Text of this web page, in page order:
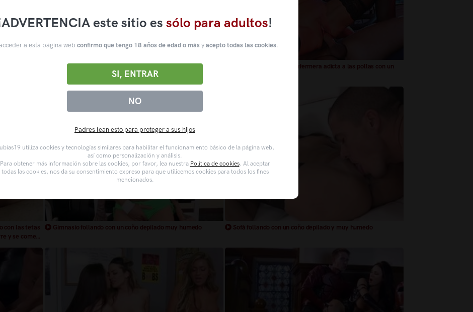
la mesa Masajeando un coño humedo
Doctor se folla a una enfermera adicta a las pollas con un
con las tetas
y se come
Gimnasio follando con un coño depilado muy humedo Sofà follando con un coño depilado y muy humedo
este sitio es sólo para adultos!
a esta página web confirmo que tengo 18 años de edad o más y acepto todas las cookies
NO
SI, ENTRAR
Padres lean esto para proteger a sus hijos
utiliza cookies y tecnologías similares para habilitar el funcionamiento básico de la página web,
así como personalización y análisis.
Para obtener más información sobre las cookies, por favor, lea nuestra Política de cookies. Al aceptar
todas las cookies, nos da su consentimiento expreso para que utilicemos cookies para todos los fines
mencionados.